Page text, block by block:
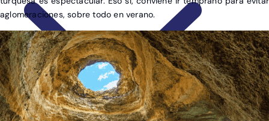
aglomeraciones, sobre todo en verano.